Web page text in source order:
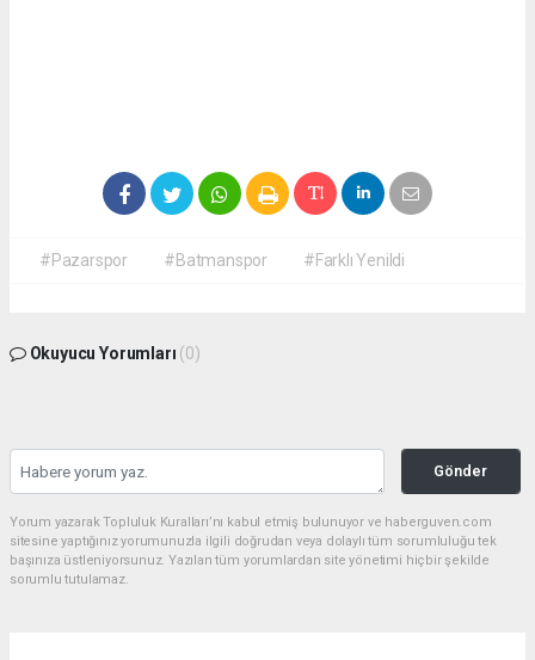
#Pazarspor #Batmanspor #Farklı Yenildi
Okuyucu Yorumları (0)
Gönder
Yorum yazarak Topluluk Kuralları’nı kabul etmiş bulunuyor ve haberguven.com
sitesine yaptığınız yorumunuzla ilgili doğrudan veya dolaylı tüm sorumluluğu tek
başınıza üstleniyorsunuz. Yazılan tüm yorumlardan site yönetimi hiçbir şekilde
sorumlu tutulamaz.